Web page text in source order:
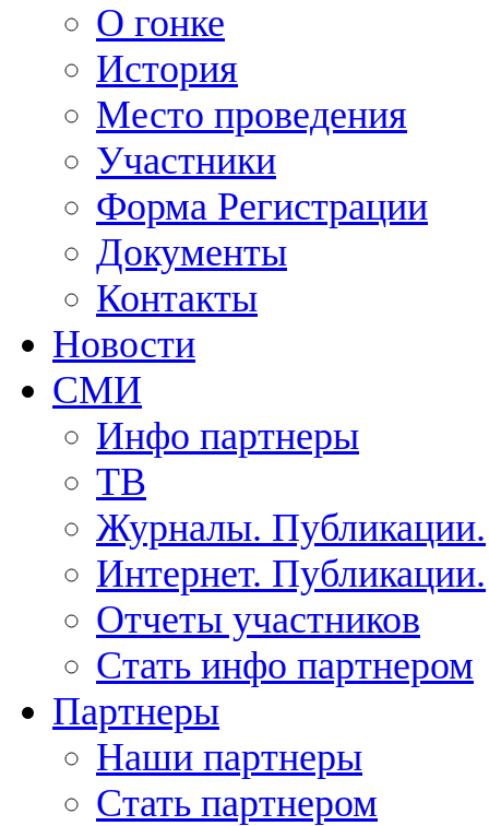
О гонке
История
Место проведения
Участники
Форма Регистрации
Документы
Контакты
Новости
СМИ
Инфо партнеры
ТВ
Журналы. Публикации.
Интернет. Публикации.
Отчеты участников
Стать инфо партнером
Партнеры
Наши партнеры
Стать партнером